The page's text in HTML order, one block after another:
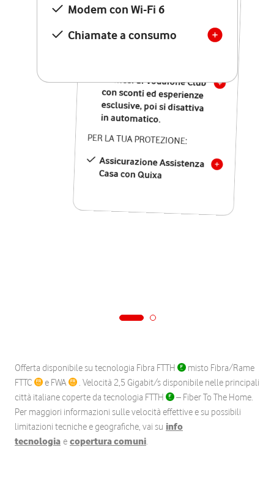
Modem con Wi-Fi 6
Chiamate a consumo
Chiamate illimitate verso
numeri fissi e mobili
nazionali
12 mesi di Vodafone Club
con sconti ed esperienze
esclusive, poi si disattiva
in automatico.
PER LA TUA PROTEZIONE:
Assicurazione Assistenza
Casa con Quixa
Offerta disponibile su tecnologia Fibra FTTH
misto Fibra/Rame
FTTC
e FWA
. Velocità 2,5 Gigabit/s disponibile nelle principali
città italiane coperte da tecnologia FTTH
– Fiber To The Home.
Per maggiori informazioni sulle velocità effettive e su possibili
limitazioni tecniche e geografiche, vai su info
tecnologia e copertura comuni.